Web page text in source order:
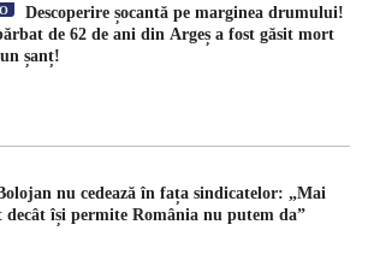
Descoperire șocantă pe marginea drumului!
de 62 de ani din Argeș a fost găsit mort
șanț!
nu cedează în fața sindicatelor: „Mai
decât își permite România nu putem da”